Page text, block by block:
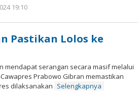
19:10
Jackson
Pastikan Lolos ke
mendapat serangan secara masif melalui
Prabowo Gibran memastikan
dilaksanakan Selengkapnya